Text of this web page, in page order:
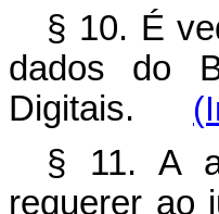
§ 10. É
dados do
Digitais.
§ 11. A
requerer ao